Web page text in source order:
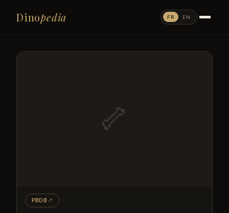
Dinopedia FR EN
🦴
PBDB ↗